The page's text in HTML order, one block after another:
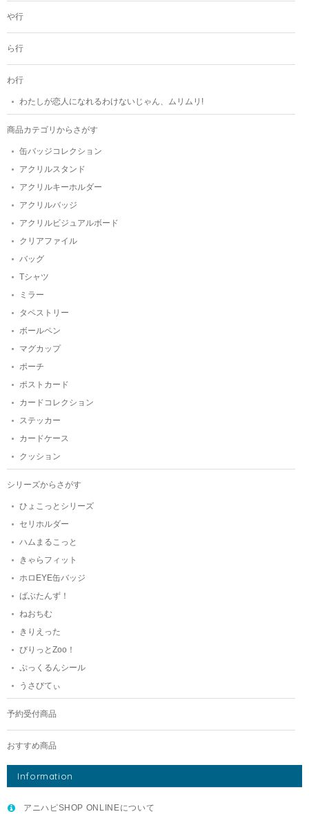
や行
ら行
わ行
わたしが恋人になれるわけないじゃん、ムリムリ!
商品カテゴリからさがす
缶バッジコレクション
アクリルスタンド
アクリルキーホルダー
アクリルバッジ
アクリルビジュアルボード
クリアファイル
バッグ
Tシャツ
ミラー
タペストリー
ボールペン
マグカップ
ポーチ
ポストカード
カードコレクション
ステッカー
カードケース
クッション
シリーズからさがす
ひょこっとシリーズ
セリホルダー
ハムまるこっと
きゃらフィット
ホロEYE缶バッジ
ばぶたんず！
ねおちむ
きりえった
びりっとZoo！
ぷっくるんシール
うさびてぃ
予約受付商品
おすすめ商品
Information
アニハピSHOP ONLINEについて